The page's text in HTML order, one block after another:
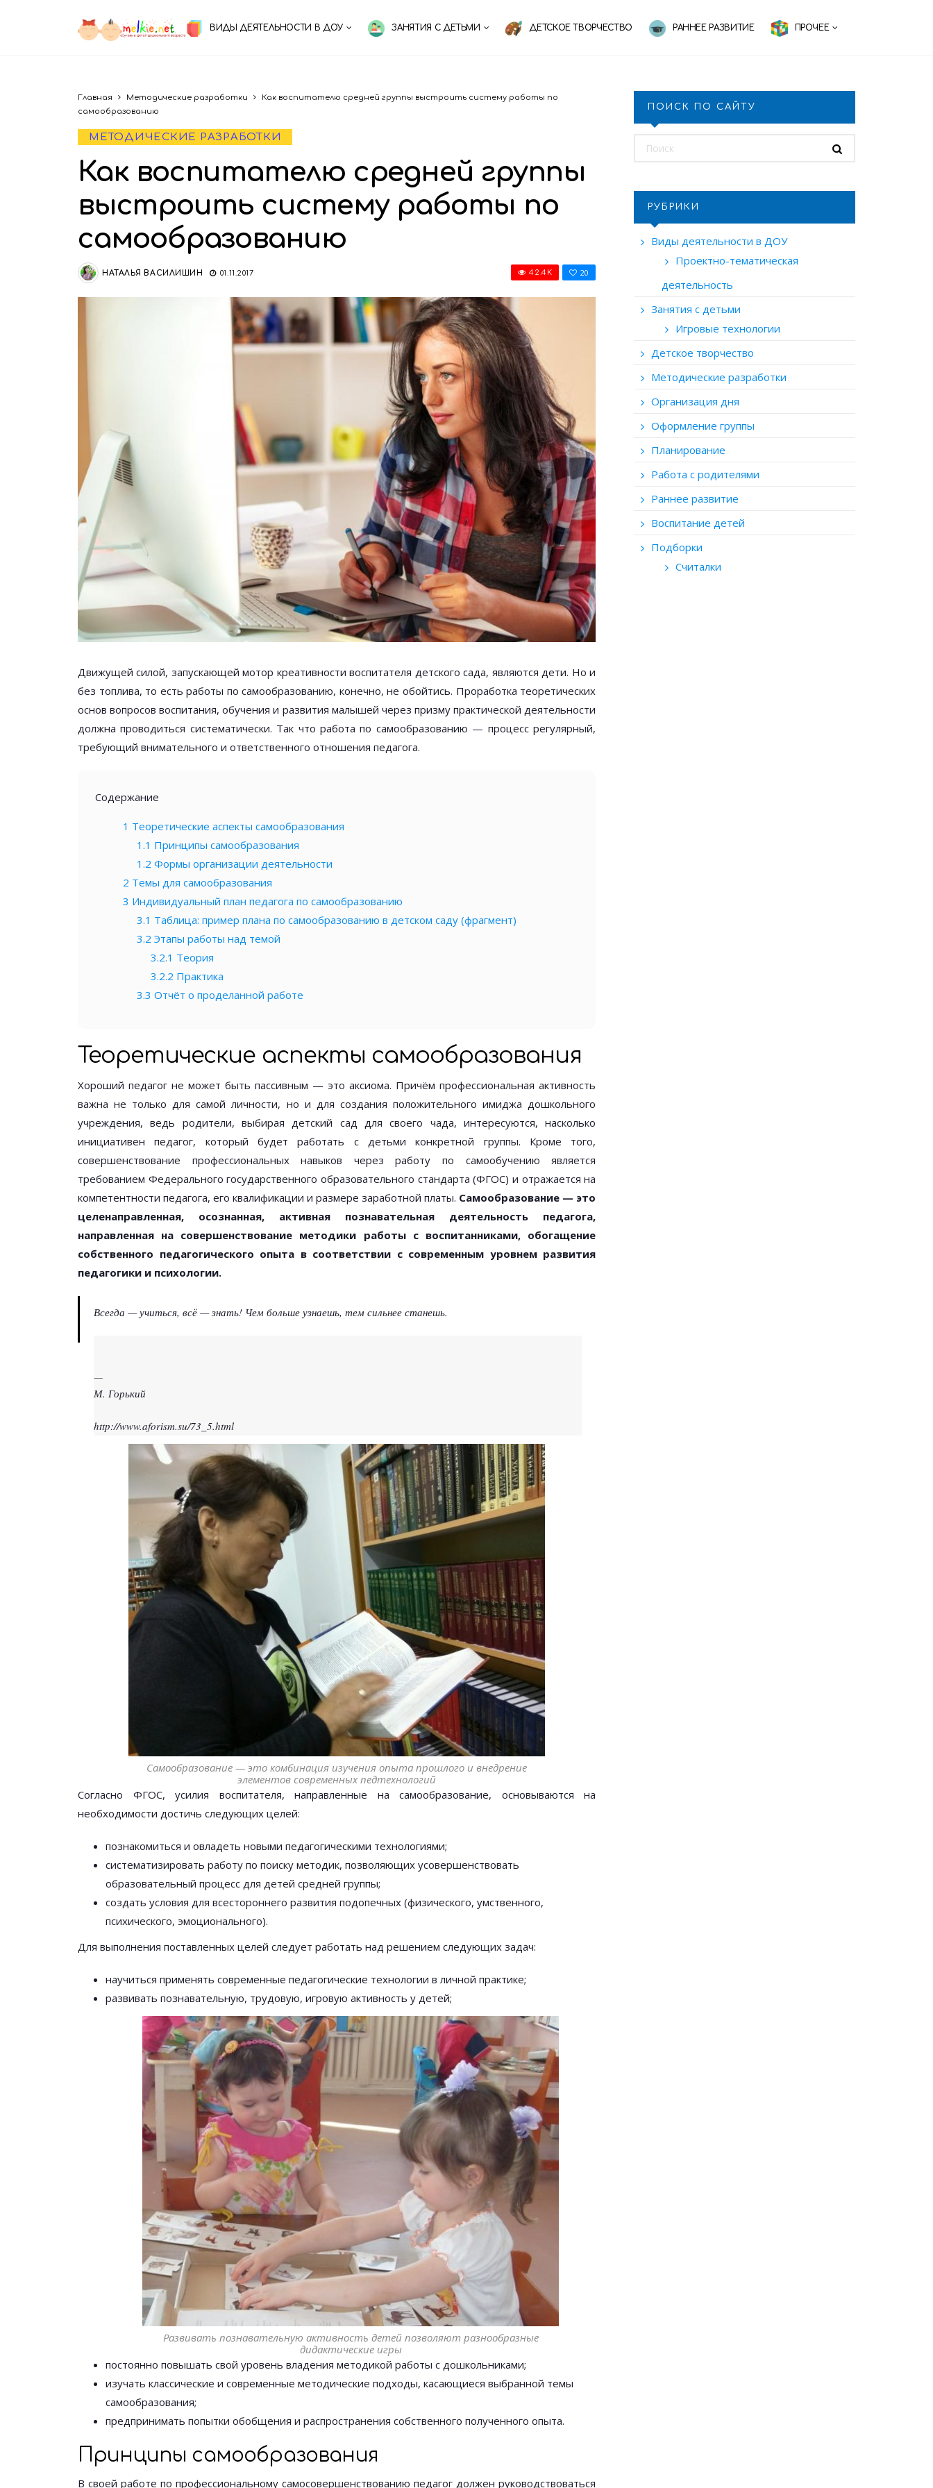
ВИДЫ ДЕЯТЕЛЬНОСТИ В ДОУ ЗАНЯТИЯ С ДЕТЬМИ ДЕТСКОЕ ТВОРЧЕСТВО РАННЕЕ РАЗВИТИЕ ПРОЧЕЕ
Главная Методические разработки
Как воспитателю средней группы выстроить систему работы по
самообразованию
МЕТОДИЧЕСКИЕ РАЗРАБОТКИ
Как воспитателю средней группы
выстроить систему работы по
самообразованию
НАТАЛЬЯ ВАСИЛИШИН 01.11.2017 20
42.4K
Движущей силой, запускающей мотор креативности воспитателя детского сада, являются дети. Но и
без топлива, то есть работы по самообразованию, конечно, не обойтись. Проработка теоретических
основ вопросов воспитания, обучения и развития малышей через призму практической деятельности
должна проводиться систематически. Так что работа по самообразованию — процесс регулярный,
требующий внимательного и ответственного отношения педагога.
Содержание
1 Теоретические аспекты самообразования
1.1 Принципы самообразования
1.2 Формы организации деятельности
2 Темы для самообразования
3 Индивидуальный план педагога по самообразованию
3.1 Таблица: пример плана по самообразованию в детском саду (фрагмент)
3.2 Этапы работы над темой
3.2.1 Теория
3.2.2 Практика
3.3 Отчёт о проделанной работе
Теоретические аспекты самообразования
Хороший педагог не может быть пассивным — это аксиома. Причём профессиональная активность
важна не только для самой личности, но и для создания положительного имиджа дошкольного
учреждения, ведь родители, выбирая детский сад для своего чада, интересуются, насколько
инициативен педагог, который будет работать с детьми конкретной группы. Кроме того,
совершенствование профессиональных навыков через работу по самообучению является
требованием Федерального государственного образовательного стандарта (ФГОС) и отражается на
компетентности педагога, его квалификации и размере заработной платы. Самообразование — это
целенаправленная, осознанная, активная познавательная деятельность педагога,
направленная на совершенствование методики работы с воспитанниками, обогащение
собственного педагогического опыта в соответствии с современным уровнем развития
педагогики и психологии.
Всегда — учиться, всё — знать! Чем больше узнаешь, тем сильнее станешь.
М. Горький
http://www.aforism.su/73_5.html
Самообразование — это комбинация изучения опыта прошлого и внедрение
элементов современных педтехнологий
Согласно ФГОС, усилия воспитателя, направленные на самообразование, основываются на
необходимости достичь следующих целей:
познакомиться и овладеть новыми педагогическими технологиями;
систематизировать работу по поиску методик, позволяющих усовершенствовать
образовательный процесс для детей средней группы;
создать условия для всестороннего развития подопечных (физического, умственного,
психического, эмоционального).
Для выполнения поставленных целей следует работать над решением следующих задач:
научиться применять современные педагогические технологии в личной практике;
развивать познавательную, трудовую, игровую активность у детей;
Развивать познавательную активность детей позволяют разнообразные
дидактические игры
постоянно повышать свой уровень владения методикой работы с дошкольниками;
изучать классические и современные методические подходы, касающиеся выбранной темы
самообразования;
предпринимать попытки обобщения и распространения собственного полученного опыта.
Принципы самообразования
В своей работе по профессиональному самосовершенствованию педагог должен руководствоваться
ПОИСК ПО САЙТУ
РУБРИКИ
Виды деятельности в ДОУ
Проектно-тематическая
деятельность
Занятия с детьми
Игровые технологии
Детское творчество
Методические разработки
Организация дня
Оформление группы
Планирование
Работа с родителями
Раннее развитие
Воспитание детей
Подборки
Считалки